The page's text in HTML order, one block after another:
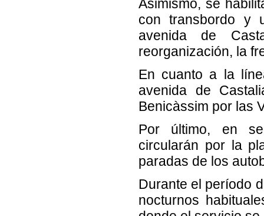
Asimismo, se
con transbordo y
avenida de
reorganización, la
En cuanto a la
avenida de
Benicàssim por las
Por último, en
circularán por la
paradas de los
Durante el período
nocturnos